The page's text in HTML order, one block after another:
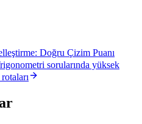
Doğru Çizim Puanı
sorularında yüksek